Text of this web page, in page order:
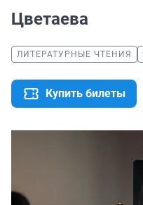
Цветаева
ЛИТЕРАТУРНЫЕ ЧТЕНИЯ
Купить билеты